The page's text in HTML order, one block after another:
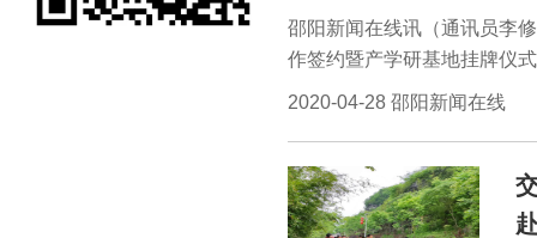
邵阳新闻在线讯（通讯员李
作签约暨产学研基地挂牌仪
发展离不开人才，崀山珍稀
流合作与推广示范，并取得
2020-04-28 邵阳新闻在线